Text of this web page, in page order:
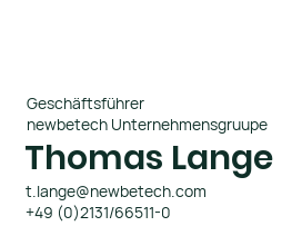
Geschäftsführer
newbetech Unternehmensgruupe
Thomas Lange
t.lange@newbetech.com
+49 (0)2131/66511-0